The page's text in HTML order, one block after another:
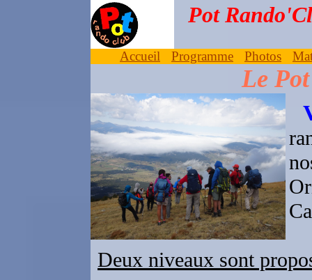
Pot
Accueil Programme Photos
Le
Venez
Deux niveaux sont